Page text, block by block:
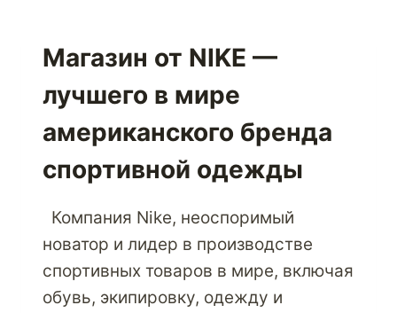
УРОВНЕ,
ИСПОЛЬЗУЯ
УСЛУГИ
ЭКСПЕДИРОВАНИЯ
ПОСЫЛОК
Магазин от NIKE —
лучшего в мире
американского бренда
спортивной одежды
Компания Nike, неоспоримый
новатор и лидер в производстве
спортивных товаров в мире, включая
обувь, экипировку, одежду и